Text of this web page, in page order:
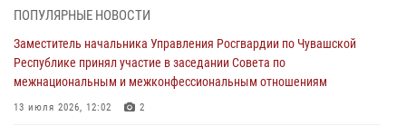
1 августа – День дежурной службы войск национальной гвардии
Директор Росгвардии Герой России генерал армии Виктор Золотов
поздравил специалистов подразделений тыла с профессиональным
ПОПУЛЯРНЫЕ НОВОСТИ
Заместитель начальника Управления Росгвардии по Чувашской
Республике принял участие в заседании Совета по
межнациональным и межконфессиональным отношениям
13 июля 2026, 12:02 2